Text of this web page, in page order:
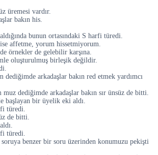
üremesi vardır.
bakın his.
bunun ortasındaki S harfi türedi.
affetme, yorum hissetmiyorum.
örnekler de gelebilir karşına.
oluşturulmuş birleşik değildir.
dediğimde arkadaşlar bakın red etmek yardımcı
muz dediğimde arkadaşlar bakın sır ünsüz de bitti.
başlayan bir üyelik eki aldı.
türedi.
de bitti.
türedi.
soruya benzer bir soru üzerinden konumuzu pekişti